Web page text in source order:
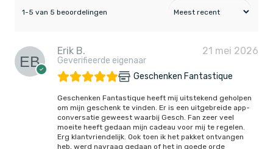
1-5 van 5 beoordelingen
Erik B.
Geverifieerde eigenaar
21 mei 2026
Geschenken Fantastique
Geschenken Fantastique heeft mij uitstekend geholpen
om mijn geschenk te vinden. Er is een uitgebreide app-
conversatie geweest waarbij Gesch. Fan zeer veel
moeite heeft gedaan mijn cadeau voor mij te regelen.
Erg klantvriendelijk. Ook toen ik het pakket ontvangen
heb, werd navraag gedaan of het in goede orde